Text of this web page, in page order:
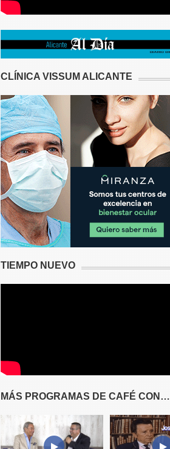
CLÍNICA VISSUM ALICANTE
TIEMPO NUEVO
MÁS PROGRAMAS DE CAFÉ CON…